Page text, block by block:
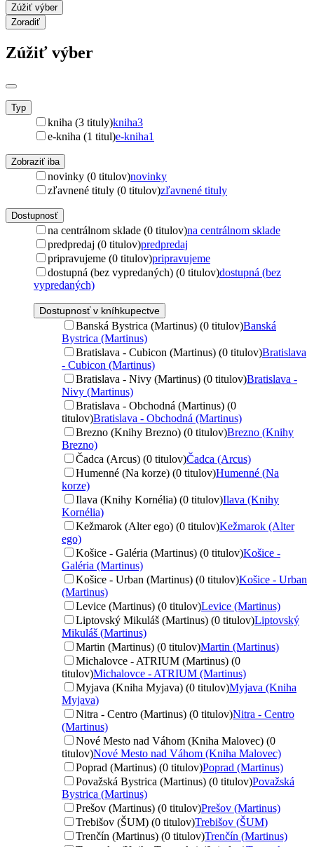
Zúžiť výber
Zoradiť
Zúžiť výber
Typ
kniha (3 tituly)kniha3
e-kniha (1 titul)e-kniha1
Zobraziť iba
novinky (0 titulov)novinky
zľavnené tituly (0 titulov)zľavnené tituly
Dostupnosť
na centrálnom sklade (0 titulov)na centrálnom sklade
predpredaj (0 titulov)predpredaj
pripravujeme (0 titulov)pripravujeme
dostupná (bez vypredaných) (0 titulov)dostupná (bez
vypredaných)
Dostupnosť v kníhkupectve
Banská Bystrica (Martinus) (0 titulov)Banská
Bystrica (Martinus)
Bratislava - Cubicon (Martinus) (0 titulov)Bratislava
- Cubicon (Martinus)
Bratislava - Nivy (Martinus) (0 titulov)Bratislava -
Nivy (Martinus)
Bratislava - Obchodná (Martinus) (0
titulov)Bratislava - Obchodná (Martinus)
Brezno (Knihy Brezno) (0 titulov)Brezno (Knihy
Brezno)
Čadca (Arcus) (0 titulov)Čadca (Arcus)
Humenné (Na korze) (0 titulov)Humenné (Na
korze)
Ilava (Knihy Kornélia) (0 titulov)Ilava (Knihy
Kornélia)
Kežmarok (Alter ego) (0 titulov)Kežmarok (Alter
ego)
Košice - Galéria (Martinus) (0 titulov)Košice -
Galéria (Martinus)
Košice - Urban (Martinus) (0 titulov)Košice - Urban
(Martinus)
Levice (Martinus) (0 titulov)Levice (Martinus)
Liptovský Mikuláš (Martinus) (0 titulov)Liptovský
Mikuláš (Martinus)
Martin (Martinus) (0 titulov)Martin (Martinus)
Michalovce - ATRIUM (Martinus) (0
titulov)Michalovce - ATRIUM (Martinus)
Myjava (Kniha Myjava) (0 titulov)Myjava (Kniha
Myjava)
Nitra - Centro (Martinus) (0 titulov)Nitra - Centro
(Martinus)
Nové Mesto nad Váhom (Kniha Malovec) (0
titulov)Nové Mesto nad Váhom (Kniha Malovec)
Poprad (Martinus) (0 titulov)Poprad (Martinus)
Považská Bystrica (Martinus) (0 titulov)Považská
Bystrica (Martinus)
Prešov (Martinus) (0 titulov)Prešov (Martinus)
Trebišov (ŠUM) (0 titulov)Trebišov (ŠUM)
Trenčín (Martinus) (0 titulov)Trenčín (Martinus)